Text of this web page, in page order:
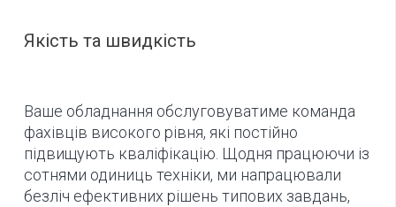
Якість та швидкість
Ваше обладнання обслуговуватиме команда
фахівців високого рівня, які постійно
підвищують кваліфікацію. Щодня працюючи із
сотнями одиниць техніки, ми напрацювали
безліч ефективних рішень типових завдань,